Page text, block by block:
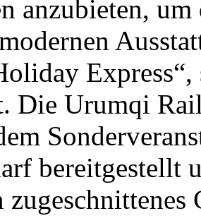
anzubieten, um
Die Urumqi
bereitgestellt